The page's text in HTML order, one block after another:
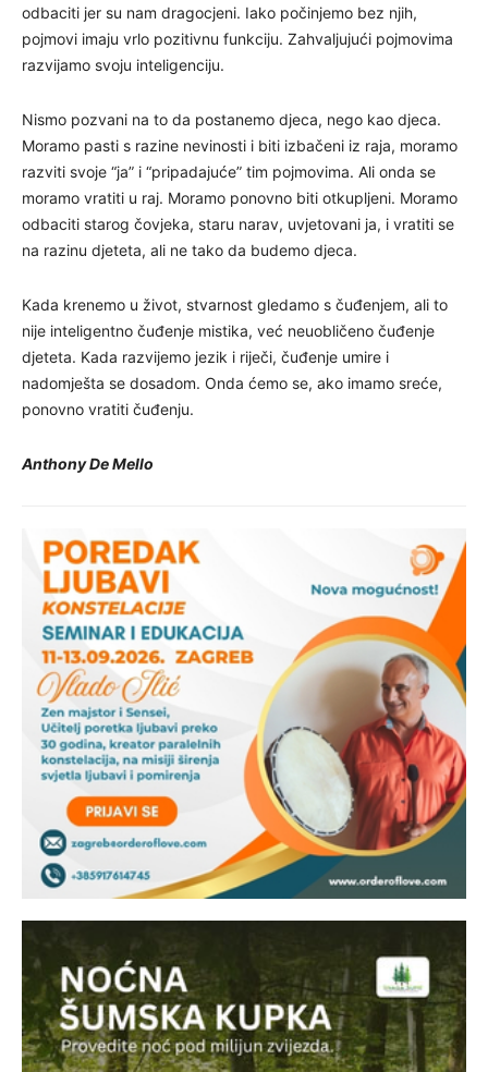
odbaciti jer su nam dragocjeni. Iako počinjemo bez njih,
pojmovi imaju vrlo pozitivnu funkciju. Zahvaljujući pojmovima
razvijamo svoju inteligenciju.
Nismo pozvani na to da postanemo djeca, nego kao djeca.
Moramo pasti s razine nevinosti i biti izbačeni iz raja, moramo
razviti svoje “ja” i “pripadajuće” tim pojmovima. Ali onda se
moramo vratiti u raj. Moramo ponovno biti otkupljeni. Moramo
odbaciti starog čovjeka, staru narav, uvjetovani ja, i vratiti se
na razinu djeteta, ali ne tako da budemo djeca.
Kada krenemo u život, stvarnost gledamo s čuđenjem, ali to
nije inteligentno čuđenje mistika, već neuobličeno čuđenje
djeteta. Kada razvijemo jezik i riječi, čuđenje umire i
nadomješta se dosadom. Onda ćemo se, ako imamo sreće,
ponovno vratiti čuđenju.
Anthony De Mello